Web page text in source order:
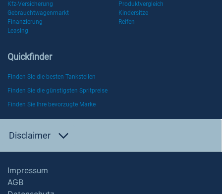
Kfz-Versicherung
Produktvergleich
Gebrauchtwagenmarkt
Kindersitze
Finanzierung
Reifen
Leasing
Quickfinder
Finden Sie die besten Tankstellen
Finden Sie die günstigsten Spritpreise
Finden Sie Ihre bevorzugte Marke
Disclaimer
Impressum
AGB